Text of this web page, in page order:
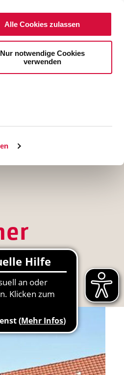
Alle Cookies zulassen
Nur notwendige Cookies
verwenden